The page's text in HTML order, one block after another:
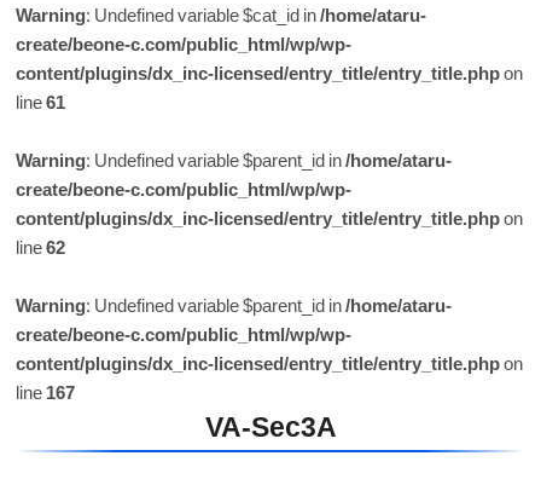
Warning: Undefined variable $cat_id in/home/ataru-
create/beone-c.com/public_html/wp/wp-
content/plugins/dx_inc-licensed/entry_title/entry_title.phpon
line61
Warning: Undefined variable $parent_id in/home/ataru-
create/beone-c.com/public_html/wp/wp-
content/plugins/dx_inc-licensed/entry_title/entry_title.phpon
line62
Warning: Undefined variable $parent_id in/home/ataru-
create/beone-c.com/public_html/wp/wp-
content/plugins/dx_inc-licensed/entry_title/entry_title.phpon
line167
VA-Sec3A